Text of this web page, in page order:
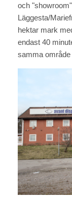
och
Läggesta/
hektar mark
endast 40
samma